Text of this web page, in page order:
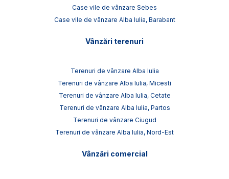
Case vile de vânzare Sebes
Case vile de vânzare Alba Iulia, Barabant
Vânzări terenuri
Terenuri de vânzare Alba Iulia
Terenuri de vânzare Alba Iulia, Micesti
Terenuri de vânzare Alba Iulia, Cetate
Terenuri de vânzare Alba Iulia, Partos
Terenuri de vânzare Ciugud
Terenuri de vânzare Alba Iulia, Nord-Est
Vânzări comercial